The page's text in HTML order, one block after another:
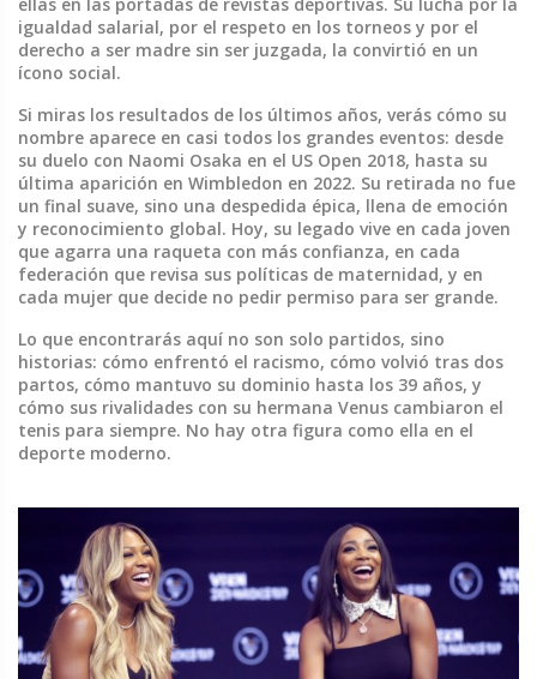
igualdad salarial, por el respeto en los torneos y por el
derecho a ser madre sin ser juzgada, la convirtió en un
ícono social.
Si miras los resultados de los últimos años, verás cómo su
nombre aparece en casi todos los grandes eventos: desde
su duelo con Naomi Osaka en el US Open 2018, hasta su
última aparición en Wimbledon en 2022. Su retirada no fue
un final suave, sino una despedida épica, llena de emoción
y reconocimiento global. Hoy, su legado vive en cada joven
que agarra una raqueta con más confianza, en cada
federación que revisa sus políticas de maternidad, y en
cada mujer que decide no pedir permiso para ser grande.
Lo que encontrarás aquí no son solo partidos, sino
historias: cómo enfrentó el racismo, cómo volvió tras dos
partos, cómo mantuvo su dominio hasta los 39 años, y
cómo sus rivalidades con su hermana Venus cambiaron el
tenis para siempre. No hay otra figura como ella en el
deporte moderno.